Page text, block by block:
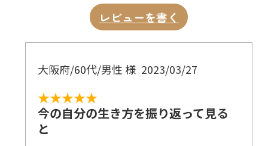
レビューを書く
大阪府/60代/男性 様 2023/03/27
★★★★★
今の自分の生き方を振り返って見る
と